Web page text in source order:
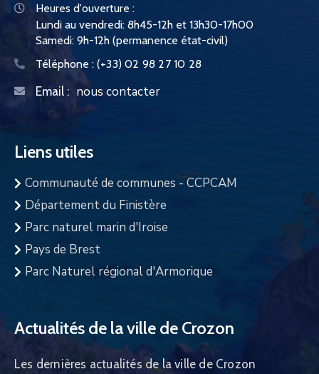
Heures d'ouverture :
Lundi au vendredi: 8h45-12h et 13h30-17h00
Samedi: 9h-12h (permanence état-civil)
Téléphone : (+33) 02 98 27 10 28
Email : nous contacter
Liens utiles
Communauté de communes - CCPCAM
Département du Finistère
Parc naturel marin d'Iroise
Pays de Brest
Parc Naturel régional d'Armorique
Actualités de la ville de Crozon
Les dernières actualités de la ville de Crozon